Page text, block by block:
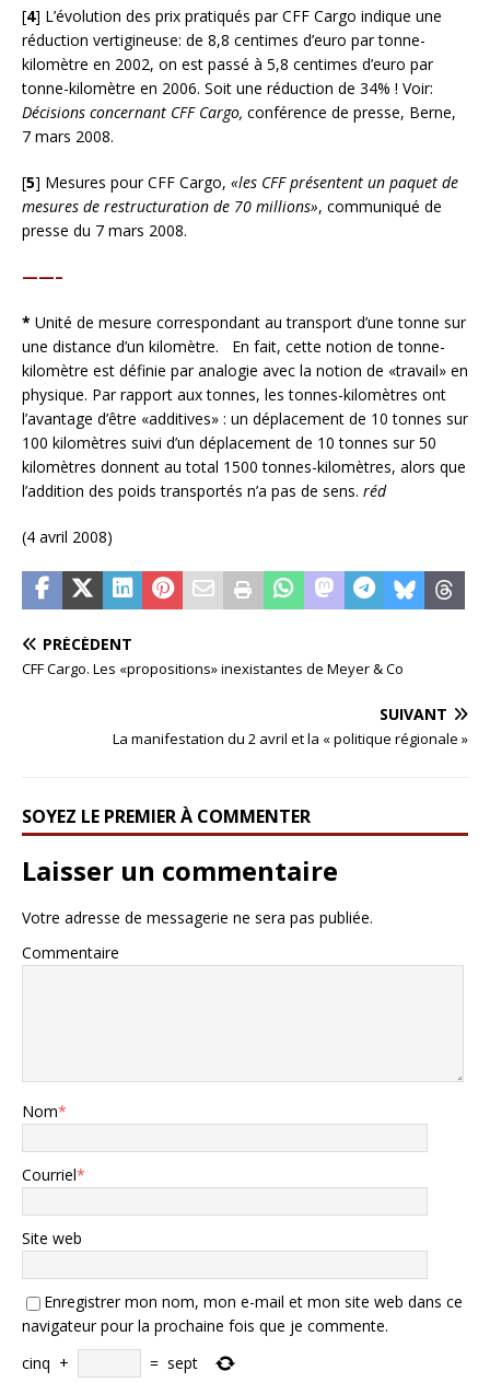
[4] L’évolution des prix pratiqués par CFF Cargo indique une
réduction vertigineuse: de 8,8 centimes d’euro par tonne-
kilomètre en 2002, on est passé à 5,8 centimes d’euro par
tonne-kilomètre en 2006. Soit une réduction de 34% ! Voir:
Décisions concernant CFF Cargo, conférence de presse, Berne,
7 mars 2008.
[5] Mesures pour CFF Cargo, «les CFF présentent un paquet de
mesures de restructuration de 70 millions», communiqué de
presse du 7 mars 2008.
——–
* Unité de mesure correspondant au transport d’une tonne sur
une distance d’un kilomètre. En fait, cette notion de tonne-
kilomètre est définie par analogie avec la notion de «travail» en
physique. Par rapport aux tonnes, les tonnes-kilomètres ont
l’avantage d’être «additives» : un déplacement de 10 tonnes sur
100 kilomètres suivi d’un déplacement de 10 tonnes sur 50
kilomètres donnent au total 1500 tonnes-kilomètres, alors que
l’addition des poids transportés n’a pas de sens. réd
(4 avril 2008)
PRÉCÉDENT
CFF Cargo. Les «propositions» inexistantes de Meyer & Co
SUIVANT
La manifestation du 2 avril et la « politique régionale »
SOYEZ LE PREMIER À COMMENTER
Laisser un commentaire
Votre adresse de messagerie ne sera pas publiée.
Commentaire
Nom*
Courriel*
Site web
Enregistrer mon nom, mon e-mail et mon site web dans ce
navigateur pour la prochaine fois que je commente.
cinq + = sept